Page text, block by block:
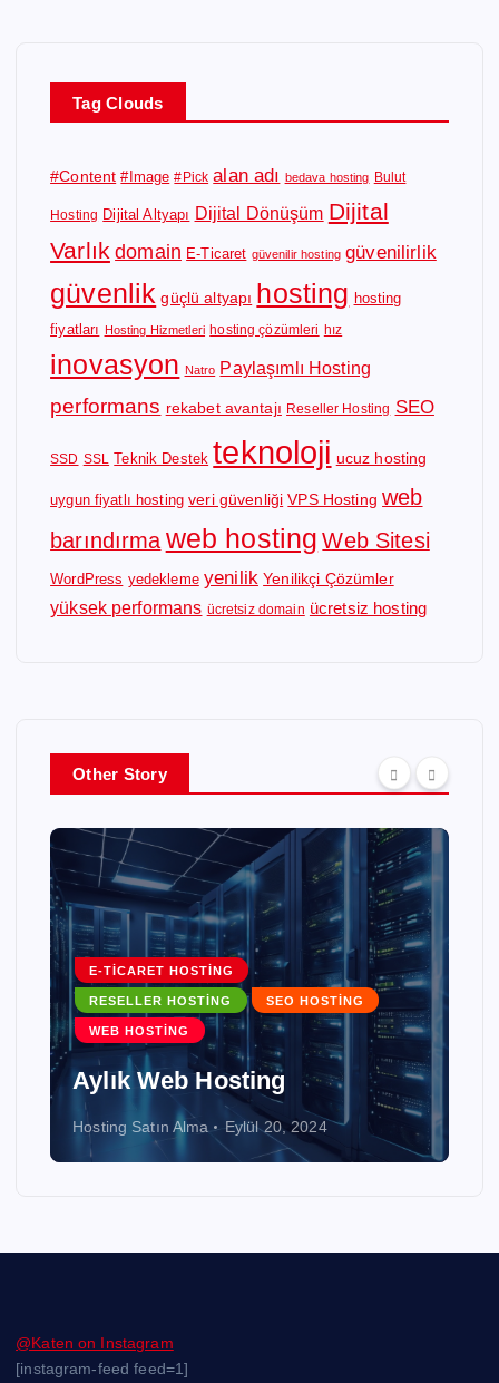
Tag Clouds
#Content #Image #Pick alan adı bedava hosting Bulut
Hosting Dijital Altyapı Dijital Dönüşüm Dijital
Varlık domain E-Ticaret güvenilir hosting güvenilirlik
güvenlik güçlü altyapı hosting hosting
fiyatları
Hosting Hizmetleri hosting çözümleri hız
inovasyon Natro Paylaşımlı Hosting
performans rekabet avantajı Reseller Hosting SEO
SSD SSL Teknik Destek teknoloji ucuz hosting
uygun fiyatlı hosting veri güvenliği VPS Hosting web
barındırma web hosting Web Sitesi
WordPress yedekleme yenilik Yenilikçi Çözümler
yüksek performans ücretsiz domain ücretsiz hosting
Other Story
E-TICARET HOSTING
RESELLER HOSTING SEO HOSTING
WEB HOSTING
Aylık Web Hosting
Hosting Satın Alma Eylül 20, 2024
@Katen on Instagram
[instagram-feed feed=1]